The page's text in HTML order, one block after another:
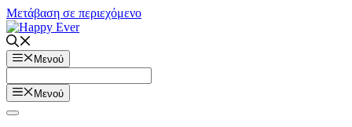
Μετάβαση σε περιεχόμενο
Μενού
Μενού